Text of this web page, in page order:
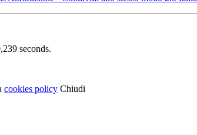
seconds.
cookies policy Chiudi